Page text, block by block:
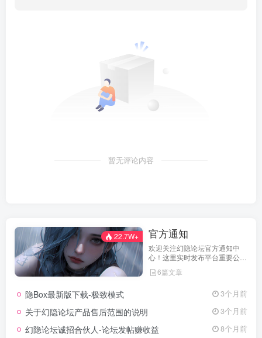
暂无评论内容
22.7W+ 官方通知
欢迎关注幻隐论坛官方通知中
心！这里实时发布平台重要公
提醒及用户权益说明，确保每位
们坚持公开透明，通过权威通知
坛获得更优质、安全的使用体
息！
6篇文章
隐Box最新版下载-极致模式 3个月前
关于幻隐论坛产品售后范围的说明 3个月前
幻隐论坛诚招合伙人-论坛发帖赚收益 8个月前